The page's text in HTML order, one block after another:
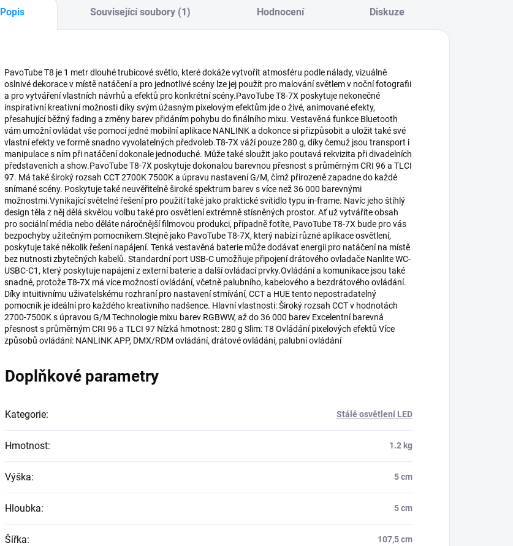
Popis Související soubory (1) Hodnocení Diskuze
PavoTube T8 je 1 metr dlouhé trubicové světlo, které dokáže vytvořit atmosféru podle nálady, vizuálně
oslnivé dekorace v místě natáčení a pro jednotlivé scény lze jej použít pro malování světlem v noční fotografii
a pro vytváření vlastních návrhů a efektů pro konkrétní scény.PavoTube T8-7X poskytuje nekonečné
inspirativní kreativní možnosti díky svým úžasným pixelovým efektům jde o živé, animované efekty,
přesahující běžný fading a změny barev přidáním pohybu do finálního mixu. Vestavěná funkce Bluetooth
vám umožní ovládat vše pomocí jedné mobilní aplikace NANLINK a dokonce si přizpůsobit a uložit také své
vlastní efekty ve formě snadno vyvolatelných předvoleb.T8-7X váží pouze 280 g, díky čemuž jsou transport i
manipulace s ním při natáčení dokonale jednoduché. Může také sloužit jako poutavá rekvizita při divadelních
představeních a show.PavoTube T8-7X poskytuje dokonalou barevnou přesnost s průměrným CRI 96 a TLCI
97. Má také široký rozsah CCT 2700K 7500K a úpravu nastavení G/M, čímž přirozeně zapadne do každé
snímané scény. Poskytuje také neuvěřitelně široké spektrum barev s více než 36 000 barevnými
možnostmi.Vynikající světelné řešení pro použití také jako praktické svítidlo typu in-frame. Navíc jeho štíhlý
design těla z něj dělá skvělou volbu také pro osvětlení extrémně stísněných prostor. Ať už vytváříte obsah
pro sociální média nebo děláte náročnější filmovou produkci, případně fotíte, PavoTube T8-7X bude pro vás
bezpochyby užitečným pomocníkem.Stejně jako PavoTube T8-7X, který nabízí různé aplikace osvětlení,
poskytuje také několik řešení napájení. Tenká vestavěná baterie může dodávat energii pro natáčení na místě
bez nutnosti zbytečných kabelů. Standardní port USB-C umožňuje připojení drátového ovladače Nanlite WC-
USBC-C1, který poskytuje napájení z externí baterie a další ovládací prvky.Ovládání a komunikace jsou také
snadné, protože T8-7X má více možností ovládání, včetně palubního, kabelového a bezdrátového ovládání.
Díky intuitivnímu uživatelskému rozhraní pro nastavení stmívání, CCT a HUE tento nepostradatelný
pomocník je ideální pro každého kreativního nadšence. Hlavní vlastnosti: Široký rozsah CCT v hodnotách
2700-7500K s úpravou G/M Technologie mixu barev RGBWW, až do 36 000 barev Excelentní barevná
přesnost s průměrným CRI 96 a TLCI 97 Nízká hmotnost: 280 g Slim: T8 Ovládání pixelových efektů Více
způsobů ovládání: NANLINK APP, DMX/RDM ovládání, drátové ovládání, palubní ovládání
Doplňkové parametry
Kategorie: Stálé osvětlení LED
Hmotnost: 1.2 kg
Výška: 5 cm
Hloubka: 5 cm
Šířka: 107,5 cm